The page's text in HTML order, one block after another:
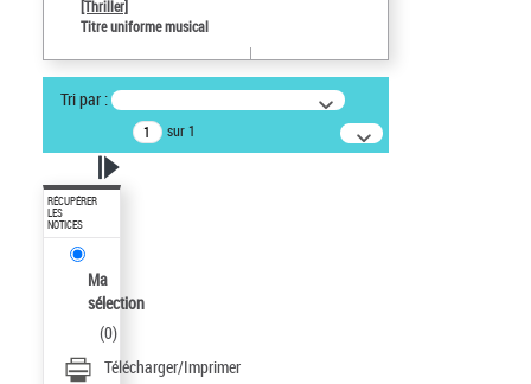
[Thriller]
Titre uniforme musical
Tri par :
sur 1
RÉCUPÉRER
LES
NOTICES
Ma
sélection
(0)
Télécharger/Imprimer